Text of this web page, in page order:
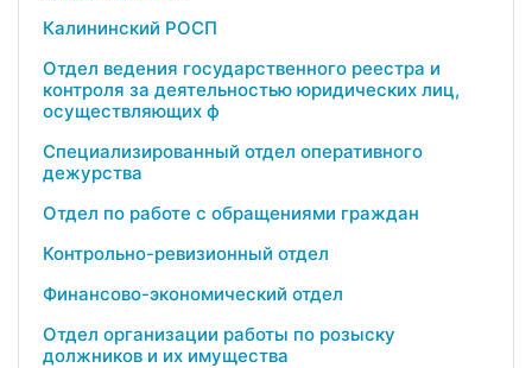
Калининский РОСП
Отдел ведения государственного реестра и
контроля за деятельностью юридических лиц,
осуществляющих ф
Специализированный отдел оперативного
дежурства
Отдел по работе с обращениями граждан
Контрольно-ревизионный отдел
Финансово-экономический отдел
Отдел организации работы по розыску
должников и их имущества